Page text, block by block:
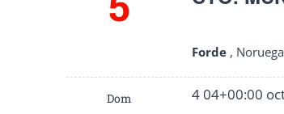
Eventos
Forde , Noruega
Dom 4 04+00:00